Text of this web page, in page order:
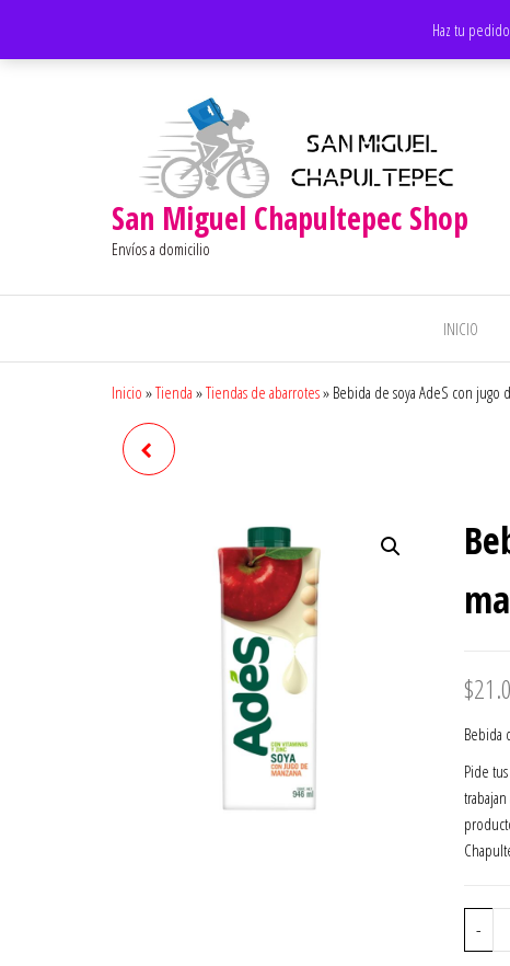
contenido
Haz tu
San Miguel Chapultepec Shop
Envíos a domicilio
INICIO
Inicio »Tienda »Tiendas de abarrotes» Bebida de soya AdeS con jugo
G
$
Bebida
Pide
-
de